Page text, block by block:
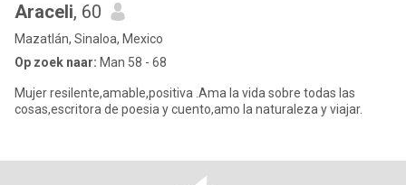
Araceli, 60
Mazatlán, Sinaloa, Mexico
Op zoek naar: Man 58 - 68
Mujer resilente,amable,positiva .Ama la vida sobre todas las
cosas,escritora de poesia y cuento,amo la naturaleza y viajar.